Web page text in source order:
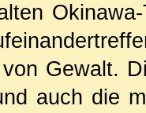
Gewalt.
auch die